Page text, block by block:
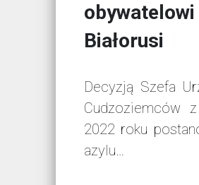
Białorusi
Decyzją Szefa
Cudzoziemców
2022 roku
azylu…